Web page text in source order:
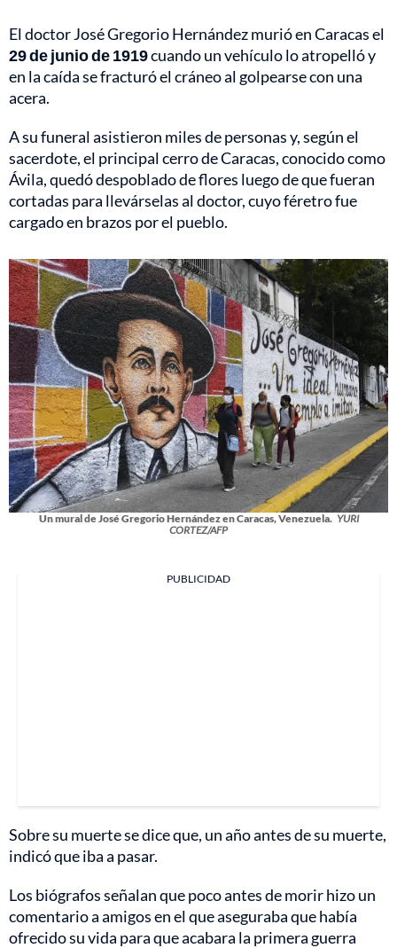
El doctor José Gregorio Hernández murió en Caracas el
29 de junio de 1919cuando un vehículo lo atropelló y
en la caída se fracturó el cráneo al golpearse con una
acera.
A su funeral asistieron miles de personas y, según el
sacerdote, el principal cerro de Caracas, conocido como
Ávila, quedó despoblado de flores luego de que fueran
cortadas para llevárselas al doctor, cuyo féretro fue
cargado en brazos por el pueblo.
Un mural de José Gregorio Hernández en Caracas, Venezuela. YURI
CORTEZ/AFP
PUBLICIDAD
Sobre su muerte se dice que, un año antes de su muerte,
indicó que iba a pasar.
Los biógrafos señalan que poco antes de morir hizo un
comentario a amigos en el que aseguraba que había
ofrecido su vida para que acabara la primera guerra